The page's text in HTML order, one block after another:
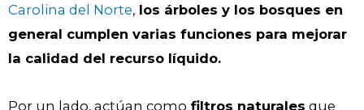
Carolina del Norte, los árboles y los bosques en
general cumplen varias funciones para mejorar
la calidad del recurso líquido.
Por un lado, actúan como filtros naturales que